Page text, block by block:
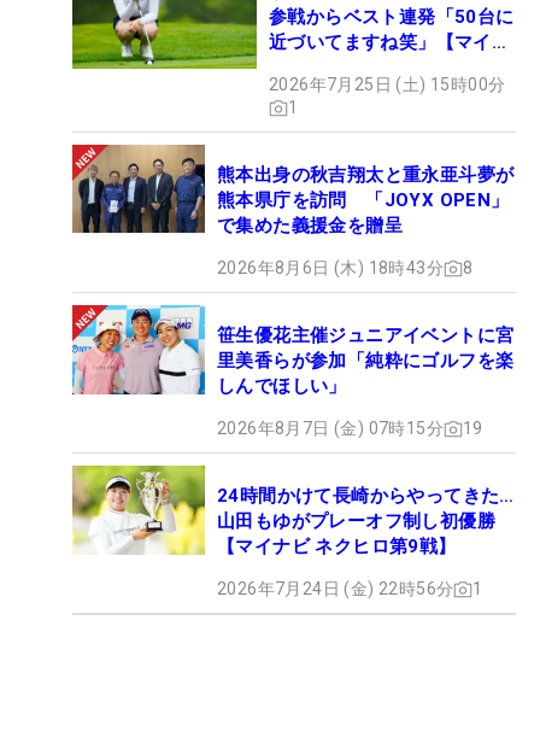
参戦からベスト連発「50台に
近づいてますね笑」【マイナ
2026年7月25日 (土) 15時00分
1
熊本出身の秋吉翔太と重永亜斗夢が
熊本県庁を訪問 「JOYX OPEN」
で集めた義援金を贈呈
2026年8月6日 (木) 18時43分 8
笹生優花主催ジュニアイベントに宮
里美香らが参加「純粋にゴルフを楽
しんでほしい」
2026年8月7日 (金) 07時15分 19
24時間かけて長崎からやってきた…
山田もゆがプレーオフ制し初優勝
【マイナビ ネクヒロ第9戦】
2026年7月24日 (金) 22時56分 1